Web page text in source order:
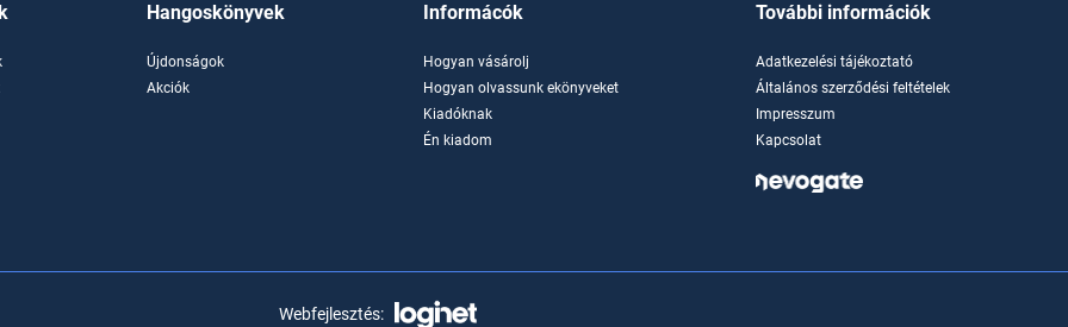
Hangoskönyvek
Újdonságok
Akciók
Informácók
Hogyan vásárolj
Hogyan olvassunk ekönyveket
Kiadóknak
Én kiadom
További információk
Adatkezelési tájékoztató
Általános szerződési feltételek
Impresszum
Kapcsolat
Webfejlesztés: